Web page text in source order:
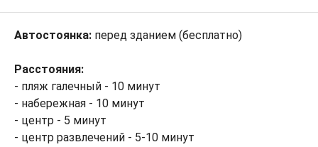
Автостоянка: перед зданием (бесплатно)
Расстояния:
- пляж галечный - 10 минут
- набережная - 10 минут
- центр - 5 минут
- центр развлечений - 5-10 минут